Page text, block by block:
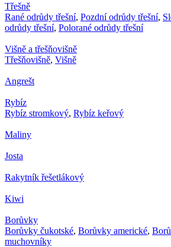
Třešně
Rané odrůdy třešní, Pozdní odrůdy třešní,
odrůdy třešní, Polorané odrůdy třešní
Višně a třešňovišně
Třešňovišně, Višně
Angrešt
Rybíz
Rybíz stromkový, Rybíz keřový
Maliny
Josta
Rakytník řešetlákový
Kiwi
Borůvky
Borůvky čukotské, Borůvky americké,
muchovníky